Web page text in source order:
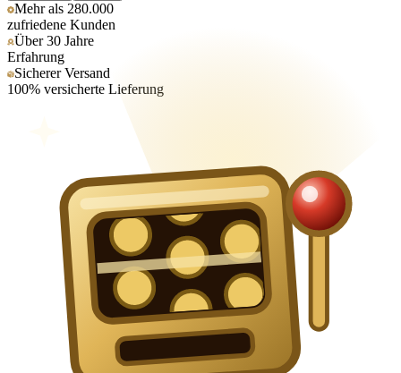
Mehr als 280.000
zufriedene Kunden
Über 30 Jahre
Erfahrung
Sicherer Versand
100% versicherte Lieferung